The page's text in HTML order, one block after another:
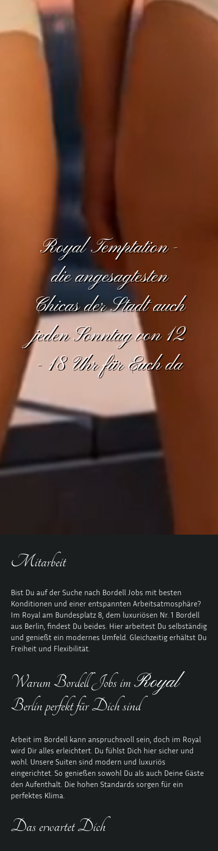
Royal Temptation -
die angesagtesten
Chicas der Stadt auch
jeden Sonntag von 12
- 18 Uhr für Euch da
Mitarbeit
Bist Du auf der Suche nach Bordell Jobs mit besten
Konditionen und einer entspannten Arbeitsatmosphäre?
Im Royal am Bundesplatz 8, dem luxuriösen Nr. 1 Bordell
aus Berlin , findest Du beides. Hier arbeitest Du selbständig
und genießt ein modernes Umfeld. Gleichzeitig erhältst Du
Freiheit und Flexibilität.
Warum Bordell Jobs imRoyal
Berlin perfekt für Dich sind
Arbeit im Bordell kann anspruchsvoll sein, doch im Royal
wird Dir alles erleichtert. Du fühlst Dich hier sicher und
wohl. Unsere Suiten sind modern und luxuriös
eingerichtet. So genießen sowohl Du als auch Deine Gäste
den Aufenthalt. Die hohen Standards sorgen für ein
perfektes Klima.
Das erwartet Dich